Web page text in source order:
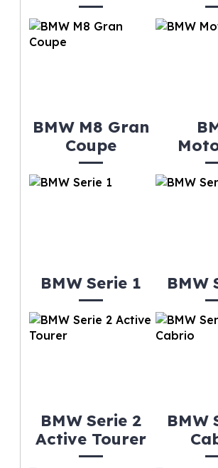
BMW M8 Gran
Coupe
BMW Serie 1 BMW
BMW Serie 2
Active Tourer
BMW